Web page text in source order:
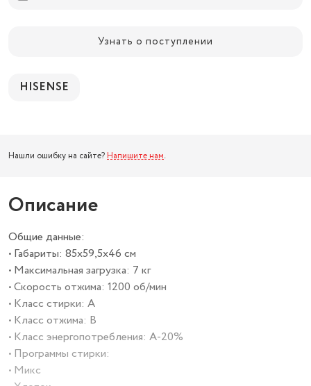
Узнать о поступлении
HISENSE
Нашли ошибку на сайте? Напишите нам.
Описание
Общие данные:
• Габариты: 85х59,5х46 см
• Максимальная загрузка: 7 кг
• Скорость отжима: 1200 об/мин
• Класс стирки: A
• Класс отжима: B
• Класс энергопотребления: A-20%
• Программы стирки:
• Микс